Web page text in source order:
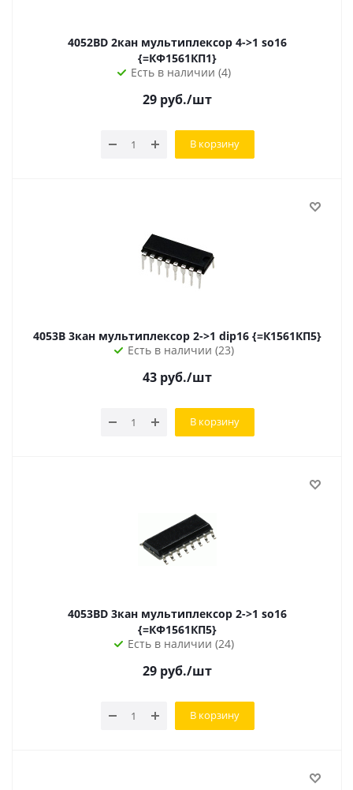
4052ВD 2кан мультиплексор 4->1 so16
{=КФ1561КП1}
Есть в наличии (4)
29 руб./шт
В корзину
4053B 3кан мультиплексор 2->1 dip16 {=К1561КП5}
Есть в наличии (23)
43 руб./шт
В корзину
4053BD 3кан мультиплексор 2->1 so16
{=КФ1561КП5}
Есть в наличии (24)
29 руб./шт
В корзину